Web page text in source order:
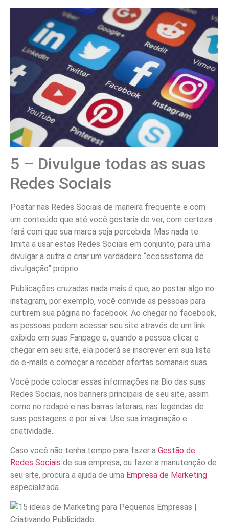
5 – Divulgue todas as suas
Redes Sociais
Postar nas Redes Sociais de maneira frequente e com
um conteúdo que até você gostaria de ver, com certeza
fará com que sua marca seja percebida. Mas nada te
limita a usar estas Redes Sociais em conjunto, para uma
divulgar a outra e criar um verdadeiro “ecossistema de
divulgação” próprio.
Publicações cruzadas nada mais é que, ao postar algo no
instagram, por exemplo, você convide as pessoas para
curtirem sua página no facebook. Ao chegar no facebook,
as pessoas podem acessar seu site através de um link
exibido em suas Fanpage e, quando a pessoa clicar e
chegar em seu site, ela poderá se inscrever em sua lista
de e-mails e começar a receber ofertas semanais suas.
Você pode colocar essas informações na Bio das suas
Redes Sociais, nos banners principais de seu site, assim
como no rodapé e nas barras laterais, nas legendas de
suas postagens e por ai vai. Use sua imaginação e
criatividade.
Caso você não tenha tempo para fazer a Gestão de
Redes Sociais de sua empresa, ou fazer a manutenção de
seu site, procura a ajuda de uma Empresa de Marketing
especializada.